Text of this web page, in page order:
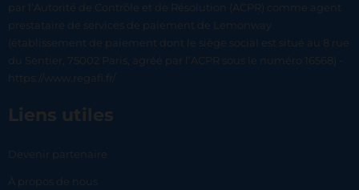
par l’Autorité de Contrôle et de Résolution (ACPR) comme agent
prestataire de services de paiement de Lemonway
(établissement de paiement dont le siège social est situé au 8 rue
du Sentier, 75002 Paris, agréé par l’ACPR sous le numéro 16568) -
https://www.regafi.fr/
Liens utiles
Devenir partenaire
À propos de nous